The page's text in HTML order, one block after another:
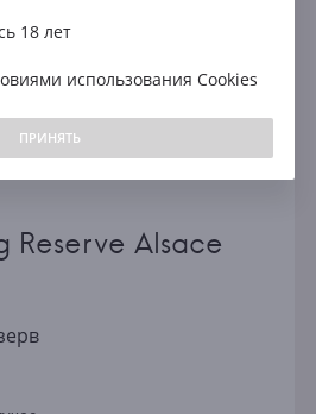
Reserve Alsace
18 лет
использования Cookies
ПРИНЯТЬ